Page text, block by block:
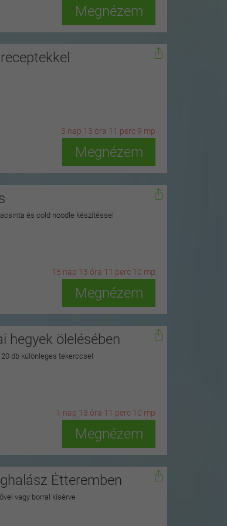
Megnézem
3 nap 13 óra 11 perc 8 mp
Megnézem
és cold noodle készítéssel
15nap 13óra 11perc 9 mp
Megnézem
hegyek ölelésében
db különleges tekerccsel
1nap 13óra 11perc 9 mp
Megnézem
Étteremben
vagy borral kísérve